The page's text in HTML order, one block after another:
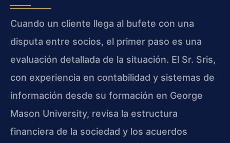
Cuando un cliente llega al bufete con una
disputa entre socios, el primer paso es una
evaluación detallada de la situación. El Sr. Sris,
con experiencia en contabilidad y sistemas de
información desde su formación en George
Mason University, revisa la estructura
financiera de la sociedad y los acuerdos